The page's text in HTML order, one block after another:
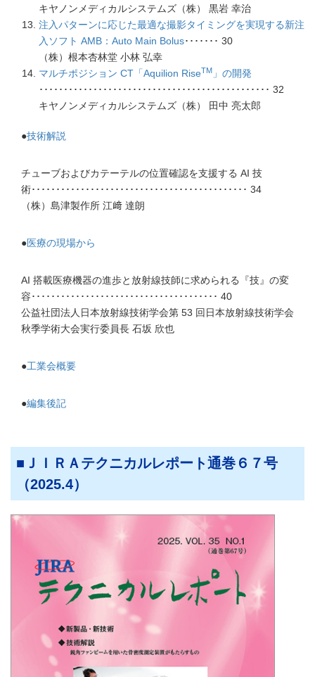
キヤノンメディカルシステムズ（株） 黒岩 幸治
注入パターンに応じた最適な撮影タイミングを実現する新注
入ソフト AMB：Auto Main Bolus･･･････ 30
（株）根本杏林堂 小林 弘幸
マルチポジション CT「Aquilion RiseTM 」の開発
･･･････････････････････････････････････････････ 32
キヤノンメディカルシステムズ（株） 田中 亮太郎
●技術解説
チューブおよびカテーテルの位置確認を支援する AI 技
術････････････････････････････････････････････ 34
（株）島津製作所 江﨑 達朗
●医療の現場から
AI 搭載医療機器の進歩と放射線技師に求められる『技』の変
容･･････････････････････････････････････ 40
公益社団法人日本放射線技術学会第 53 回日本放射線技術学会
秋季学術大会実行委員長 石坂 欣也
●工業会概要
●編集後記
ＪＩＲＡテクニカルレポート通巻６７号
（2025.4）